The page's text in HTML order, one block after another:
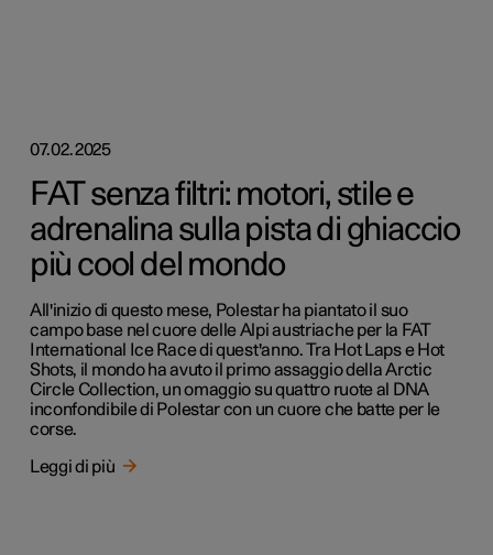
07.02.2025
FAT senza filtri: motori, stile e
adrenalina sulla pista di ghiaccio
più cool del mondo
All'inizio di questo mese, Polestar ha piantato il suo
campo base nel cuore delle Alpi austriache per la FAT
International Ice Race di quest'anno. Tra Hot Laps e Hot
Shots, il mondo ha avuto il primo assaggio della Arctic
Circle Collection, un omaggio su quattro ruote al DNA
inconfondibile di Polestar con un cuore che batte per le
corse.
Leggi di più